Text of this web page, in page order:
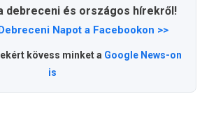
debreceni és országos hírekről!
Napot a Facebookon >>
kövess minket a Google News-on
is